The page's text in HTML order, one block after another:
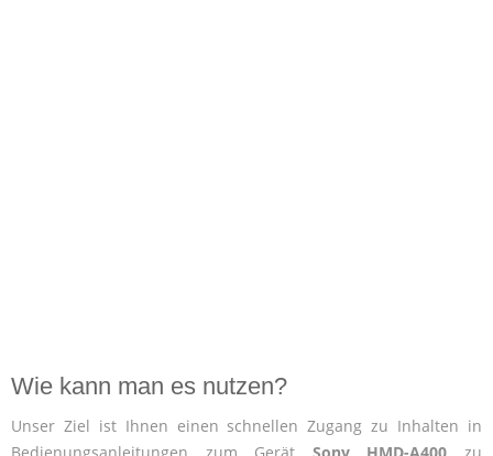
Wie kann man es nutzen?
Unser Ziel ist Ihnen einen schnellen Zugang zu Inhalten in